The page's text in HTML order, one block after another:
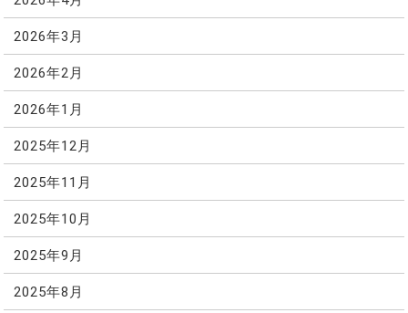
2026年3月
2026年2月
2026年1月
2025年12月
2025年11月
2025年10月
2025年9月
2025年8月